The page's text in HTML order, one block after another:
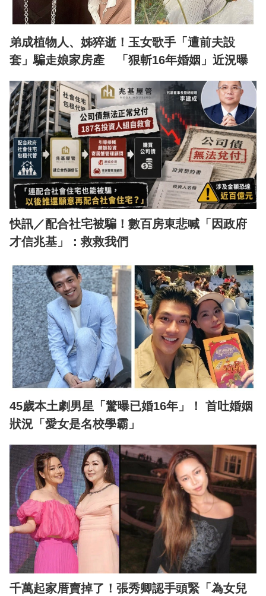
弟成植物人、姊猝逝！玉女歌手「遭前夫設
套」騙走娘家房產 「狠斬16年婚姻」近況曝
快訊／配合社宅被騙！數百房東悲喊「因政府
才信兆基」：救救我們
45歲本土劇男星「驚曝已婚16年」！ 首吐婚姻
狀況「愛女是名校學霸」
千萬起家厝賣掉了！張秀卿認手頭緊「為女兒